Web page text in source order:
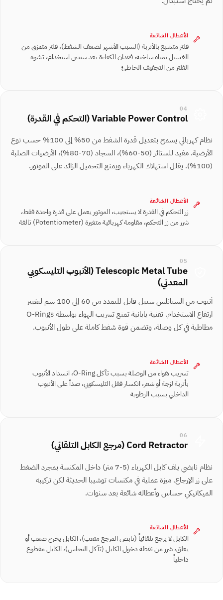
الأعطال الشائعة
فلتر متشبع بالأتربة (السبب الأشهر لضعف الشفط)، فلتر متمزق من
الغسيل بمياه ساخنة، فقدان الكفاءة بعد سنتين استخدام، تشوه
الفلتر من التجفيف الخاطئ
04
Variable Power Control (التحكم في القدرة)
نظام كهربائي يسمح بتعديل قدرة الشفط من 50% إلى 100% حسب نوع
الأرضية. مفيد للستائر (50-60%)، السجاد (70-80%)، الأرضيات الصلبة
(100%). يقلل استهلاك الكهرباء ويمنع التحميل الزائد على الموتور.
الأعطال الشائعة
زر التحكم في القدرة لا يستجيب، الموتور يعمل على قدرة واحدة فقط،
شرر من زر التحكم، مقاومة كهربائية متغيرة ⁨(Potentiometer)⁩ تالفة
05
Telescopic Metal Tube (الأنبوب التليسكوبي
المعدني)
أنبوب من الستانلس ستيل قابل للتمدد من 60 إلى 100 سم لتغيير
ارتفاع الاستخدام. تقنية يابانية تمنع تسريب الهواء بواسطة O-Rings
مطاطية في كل وصلة، وتضمن قوة شفط كاملة على طول الأنبوب.
الأعطال الشائعة
تسريب هواء من الوصلة بسبب تآكل O-Ring، انسداد الأنبوب
بأتربة لزجة أو شعر، انكسار قفل التليسكوبي، صدأ على الأنبوب
الداخلي بسبب الرطوبة
06
Cord Retractor (مرجع الكابل التلقائي)
نظام نابضي يلف كابل الكهرباء (5-7 متر) داخل المكنسة بمجرد الضغط
على زر الإرجاع. ميزة عملية في مكنسات توشيبا الحديثة لكن تركيبه
الميكانيكي حساس وأعطاله شائعة بعد سنوات.
الأعطال الشائعة
الكابل لا يرجع تلقائياً (نابض المرجع متعب)، الكابل يخرج صعب أو
يعلق، شرر من نقطة دخول الكابل (تآكل النحاس)، الكابل مقطوع
داخلياً